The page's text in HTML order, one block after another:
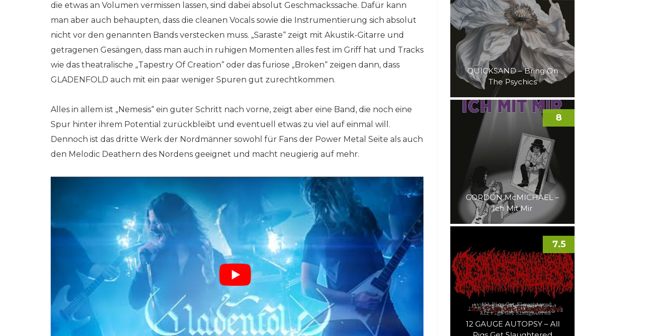
die etwas an Volumen vermissen lassen, sind dabei absolut Geschmackssache. Dafür kann
man aber auch behaupten, dass die cleanen Vocals sowie die Instrumentierung sich absolut
nicht vor den genannten Bands verstecken muss. „Saraste“ zeigt mit Akustik-Gitarre und
getragenen Gesängen, dass man auch in ruhigen Momenten alles fest im Griff hat und Tracks
wie das theatralische „Tapestry Of Creation“ oder das furiose „Broken“ zeigen dann, dass
GLADENFOLD auch mit ein paar weniger Spuren gut zurechtkommen.
Alles in allem ist „Nemesis“ ein guter Schritt nach vorne, zeigt aber eine Band, die noch eine
Spur hinter ihrem Potential zurückbleibt und eventuell etwas zu viel auf einmal will.
Dennoch ist das dritte Werk der Nordmänner sowohl für Fans der Power Metal Seite als auch
den Melodic Deathern des Nordens geeignet und macht neugierig auf mehr.
QUICKSAND – Bring On
The Psychics
GORDON McMICHAEL –
Ich Mit Mir
8
12 GAUGE AUTOPSY – All
7.5